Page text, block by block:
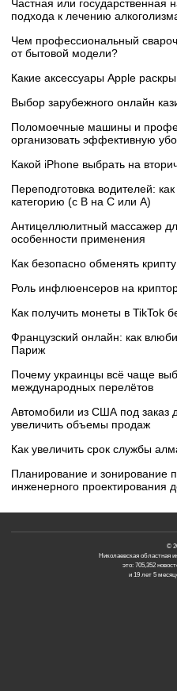
Частная или государственная
подхода к лечению
Чем профессиональный
от бытовой модели?
Какие аксессуары Apple
Выбор зарубежного онлайн
Поломоечные машины и
организовать эффективную
Какой iPhone выбрать на
Переподготовка водителей:
категорию (с B на C или А)
Антицеллюлитный массажер
особенности применения
Как безопасно обменять
Роль инфлюенсеров на
Как получить монеты в TikTok
Французский онлайн: как
Париж
Почему украинцы всё чаще
международных перелётов
Автомобили из США под заказ
увеличить объемы продаж
Как увеличить срок службы
Планирование и зонирование
инженерного проектирования
©
Николаевская областная
это: 705,352
и 19 лет 5